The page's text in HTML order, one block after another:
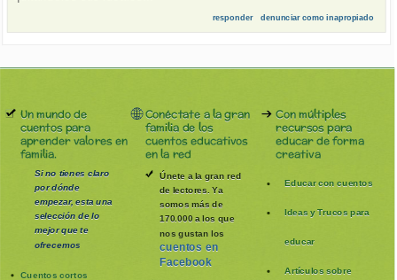
responder denunciar como inapropiado
Un mundo de
cuentos para
aprender valores en
familia.
Si no tienes claro
por dónde
empezar, esta una
selección de lo
mejor que te
ofrecemos
Cuentos cortos
Conéctate a la gran
familia de los
cuentos educativos
en la red
Únete a la gran red
de lectores. Ya
somos más de
170.000 a los que
nos gustan los
cuentos en
Facebook
Con múltiples
recursos para
educar de forma
creativa
Educar con cuentos
Ideas y Trucos para
educar
Artículos sobre